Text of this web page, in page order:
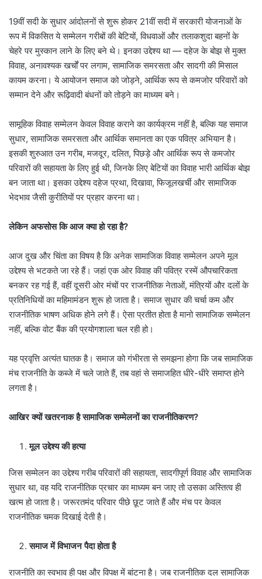
19वीं सदी के सुधार आंदोलनों से शुरू होकर 21वीं सदी में सरकारी योजनाओं के
रूप में विकसित ये सम्मेलन गरीबों की बेटियों, विधवाओं और तलाकशुदा बहनों के
चेहरे पर मुस्कान लाने के लिए बने थे। इनका उद्देश्य था — दहेज के बोझ से मुक्त
विवाह, अनावश्यक खर्चों पर लगाम, सामाजिक समरसता और सादगी की मिसाल
कायम करना। ये आयोजन समाज को जोड़ने, आर्थिक रूप से कमजोर परिवारों को
सम्मान देने और रूढ़िवादी बंधनों को तोड़ने का माध्यम बने।
सामूहिक विवाह सम्मेलन केवल विवाह कराने का कार्यक्रम नहीं है, बल्कि यह समाज
सुधार, सामाजिक समरसता और आर्थिक समानता का एक पवित्र अभियान है।
इसकी शुरुआत उन गरीब, मजदूर, दलित, पिछड़े और आर्थिक रूप से कमजोर
परिवारों की सहायता के लिए हुई थी, जिनके लिए बेटियों का विवाह भारी आर्थिक बोझ
बन जाता था। इसका उद्देश्य दहेज प्रथा, दिखावा, फिजूलखर्ची और सामाजिक
भेदभाव जैसी कुरीतियों पर प्रहार करना था।
लेकिनअफसोसकिआजक्याहोरहाहै?
आज दुख और चिंता का विषय है कि अनेक सामाजिक विवाह सम्मेलन अपने मूल
उद्देश्य से भटकते जा रहे हैं। जहां एक ओर विवाह की पवित्र रस्में औपचारिकता
बनकर रह गई हैं, वहीं दूसरी ओर मंचों पर राजनीतिक नेताओं, मंत्रियों और दलों के
प्रतिनिधियों का महिमामंडन शुरू हो जाता है। समाज सुधार की चर्चा कम और
राजनीतिक भाषण अधिक होने लगे हैं। ऐसा प्रतीत होता है मानो सामाजिक सम्मेलन
नहीं, बल्कि वोट बैंक की प्रयोगशाला चल रही हो।
यह प्रवृत्ति अत्यंत घातक है। समाज को गंभीरता से समझना होगा कि जब सामाजिक
मंच राजनीति के कब्जे में चले जाते हैं, तब वहां से समाजहित धीरे-धीरे समाप्त होने
लगता है।
आखिरक्योंखतरनाकहैसामाजिकसम्मेलनोंकाराजनीतिकरण?
मूलउद्देश्यकीहत्या
जिस सम्मेलन का उद्देश्य गरीब परिवारों की सहायता, सादगीपूर्ण विवाह और सामाजिक
सुधार था, वह यदि राजनीतिक प्रचार का माध्यम बन जाए तो उसका अस्तित्व ही
खत्म हो जाता है। जरूरतमंद परिवार पीछे छूट जाते हैं और मंच पर केवल
राजनीतिक चमक दिखाई देती है।
समाजमेंविभाजनपैदाहोताहै
राजनीति का स्वभाव ही पक्ष और विपक्ष में बांटना है। जब राजनीतिक दल सामाजिक